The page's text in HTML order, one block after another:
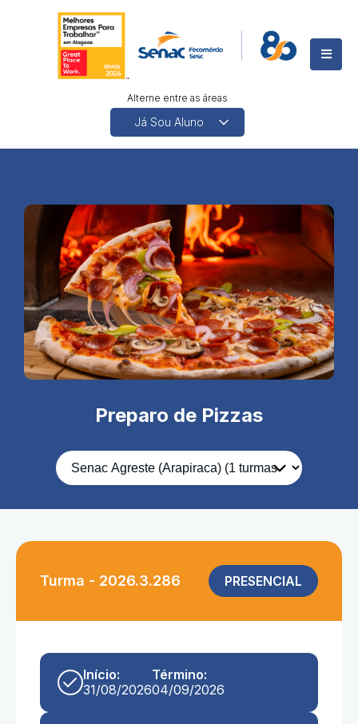
Alterne entre as áreas
Preparo de Pizzas
Turma - 2026.3.286 PRESENCIAL
Início:
31/08/2026
Término:
04/09/2026